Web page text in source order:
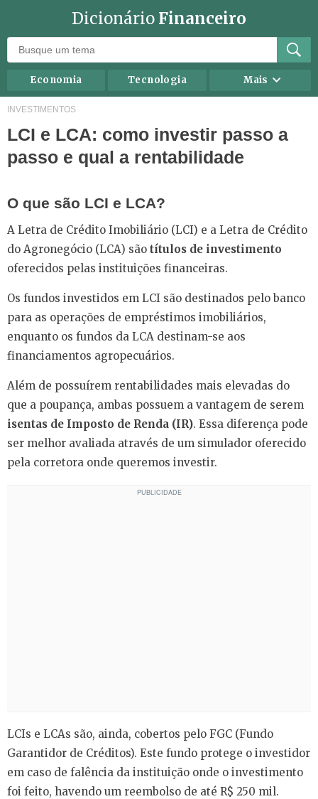
Dicionário Financeiro
Economia Tecnologia Mais
Recursos humanos
Negócios
Mercados
Direito
Impostos
Contabilidade
INVESTIMENTOS
LCI e LCA: como investir passo a
passo e qual a rentabilidade
O que são LCI e LCA?
A Letra de Crédito Imobiliário (LCI) e a Letra de Crédito
do Agronegócio (LCA) são títulos de investimento
oferecidos pelas instituições financeiras.
Os fundos investidos em LCI são destinados pelo banco
para as operações de empréstimos imobiliários,
enquanto os fundos da LCA destinam-se aos
financiamentos agropecuários.
Além de possuírem rentabilidades mais elevadas do
que a poupança, ambas possuem a vantagem de serem
isentas de Imposto de Renda (IR). Essa diferença pode
ser melhor avaliada através de um simulador oferecido
pela corretora onde queremos investir.
LCIs e LCAs são, ainda, cobertos pelo FGC (Fundo
Garantidor de Créditos). Este fundo protege o investidor
em caso de falência da instituição onde o investimento
foi feito, havendo um reembolso de até R$ 250 mil.